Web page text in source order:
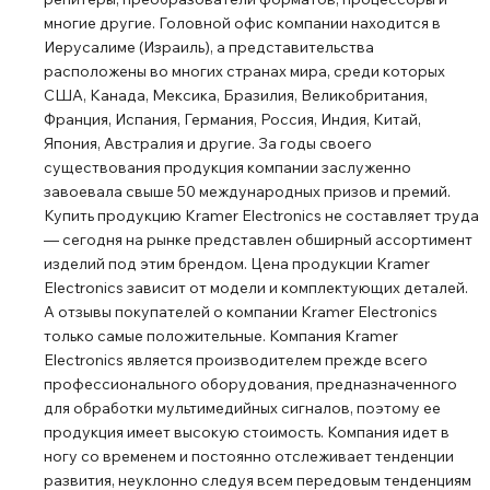
цифрового несжатого стерео аудиосигнала для работы
с системами объёмного звучания студийного уровня
Двусторонняя передача сигналов RS−232 и ИК Тип
кабеля: STP (экранированная медная витая пара,
например Kramer BC-UNIKat) Максимальная дальность
передачи сигнала составляет 40 м для разрешения
4K@60 Гц (4:2:0) 24 бита на пиксель. ВНИМАНИЕ!
Указанная дальность передачи гарантируется при
использовании кабеля экранированной витой пары
Kramer BC-UNIKat и прямом (без промежуточных
элементов) соединении приборов между собой
Поддержка PoE — прибор может осуществлять питание
удалённого приёмника по линии HDBaseT по технологии
PoE Удобство обслуживания и диагностики —
светодиодные индикаторы: питания, наличия
подключённых активных источника и потребителя
сигнала, а также линии HDBaseT Простота и удобство
инсталляции: компактный корпус MegaTOOLS™ без
многие другие. Головной офис компании находится в
Иерусалиме (Израиль), а представительства
расположены во многих странах мира, среди которых
США, Канада, Мексика, Бразилия, Великобритания,
Франция, Испания, Германия, Россия, Индия, Китай,
Япония, Австралия и другие. За годы своего
существования продукция компании заслуженно
завоевала свыше 50 международных призов и премий.
Купить продукцию Kramer Electronics не составляет труда
― сегодня на рынке представлен обширный ассортимент
изделий под этим брендом. Цена продукции Kramer
Electronics зависит от модели и комплектующих деталей.
А отзывы покупателей о компании Kramer Electronics
только самые положительные. Компания Kramer
Electronics является производителем прежде всего
профессионального оборудования, предназначенного
для обработки мультимедийных сигналов, поэтому ее
продукция имеет высокую стоимость. Компания идет в
ногу со временем и постоянно отслеживает тенденции
развития, неуклонно следуя всем передовым тенденциям